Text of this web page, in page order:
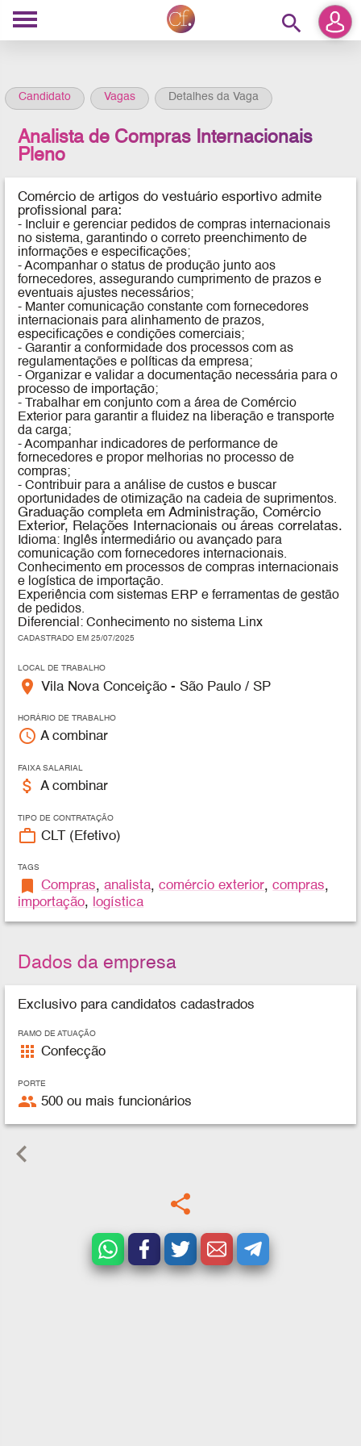
search
Candidato Vagas Detalhes da Vaga
Analista de Compras Internacionais
Pleno
Comércio de artigos do vestuário esportivo admite
profissional para:
- Incluir e gerenciar pedidos de compras internacionais
no sistema, garantindo o correto preenchimento de
informações e especificações;
- Acompanhar o status de produção junto aos
fornecedores, assegurando cumprimento de prazos e
eventuais ajustes necessários;
- Manter comunicação constante com fornecedores
internacionais para alinhamento de prazos,
especificações e condições comerciais;
- Garantir a conformidade dos processos com as
regulamentações e políticas da empresa;
- Organizar e validar a documentação necessária para o
processo de importação;
- Trabalhar em conjunto com a área de Comércio
Exterior para garantir a fluidez na liberação e transporte
da carga;
- Acompanhar indicadores de performance de
fornecedores e propor melhorias no processo de
compras;
- Contribuir para a análise de custos e buscar
oportunidades de otimização na cadeia de suprimentos.
Graduação completa em Administração, Comércio
Exterior, Relações Internacionais ou áreas correlatas.
Idioma: Inglês intermediário ou avançado para
comunicação com fornecedores internacionais.
Conhecimento em processos de compras internacionais
e logística de importação.
Experiência com sistemas ERP e ferramentas de gestão
de pedidos.
Diferencial: Conhecimento no sistema Linx
CADASTRADO EM 25/07/2025
LOCAL DE TRABALHO
place Vila Nova Conceição - São Paulo / SP
HORÁRIO DE TRABALHO
access_time A combinar
FAIXA SALARIAL
attach_money A combinar
TIPO DE CONTRATAÇÃO
work_outline CLT (Efetivo)
TAGS
bookmark Compras,analista,comércio exterior,compras,
importação, logística
Dados da empresa
Exclusivo para candidatos cadastrados
RAMO DE ATUAÇÃO
apps Confecção
PORTE
people 500 ou mais funcionários
keyboard_arrow_left
share